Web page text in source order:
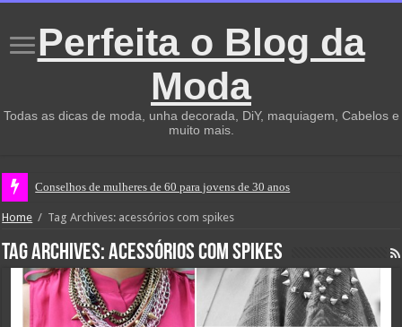
Perfeita o Blog da
Moda
Todas as dicas de moda, unha decorada, DiY, maquiagem, Cabelos e
muito mais.
Conselhos de mulheres de 60 para jovens de 30 anos
Home / Tag Archives: acessórios com spikes
Tag Archives:acessórios com spikes